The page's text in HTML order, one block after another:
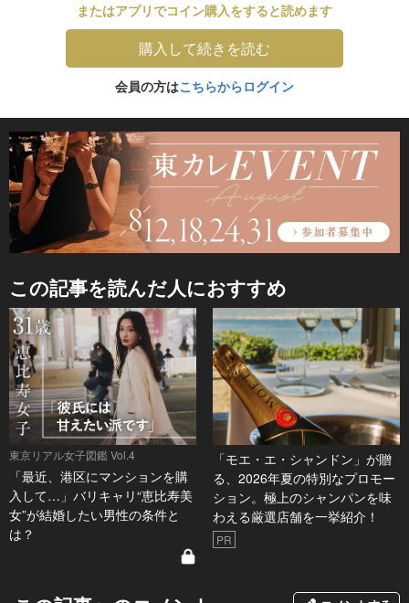
またはアプリでコイン購入をすると読めます
購入して続きを読む
会員の方はこちらからログイン
この記事を読んだ人におすすめ
東京リアル女子図鑑 Vol.4
「最近、港区にマンションを購
入して…」バリキャリ“恵比寿美
女”が結婚したい男性の条件と
は？
「モエ・エ・シャンドン」が贈
る、2026年夏の特別なプロモー
ション。極上のシャンパンを味
わえる厳選店舗を一挙紹介！
PR